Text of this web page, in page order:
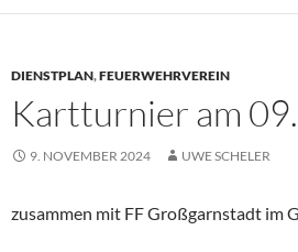
DIENSTPLAN,FEUERWEHRVEREIN
Kartturnier am
9. NOVEMBER 2024 UWE SCHELER
zusammen mit FF Großgarnstadt im